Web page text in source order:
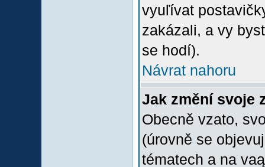
vyuľívat
zakázali, a vy
se hodí).
Návrat nahoru
Jak změní svoje
Obecně vzato,
(úrovně se
tématech a na